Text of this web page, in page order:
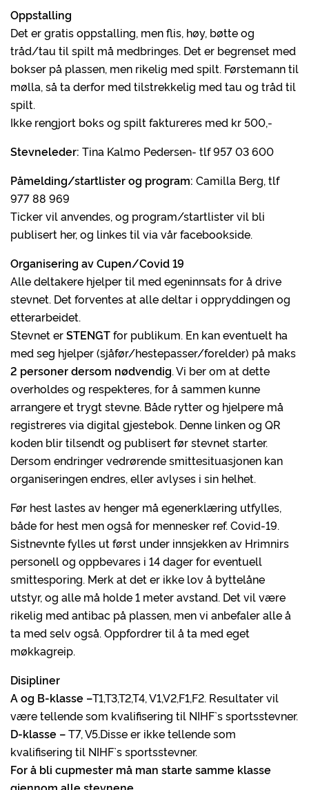
Oppstalling
Det er gratis oppstalling, men flis, høy, bøtte og
tråd/tau til spilt må medbringes. Det er begrenset med
bokser på plassen, men rikelig med spilt. Førstemann til
mølla, så ta derfor med tilstrekkelig med tau og tråd til
spilt.
Ikke rengjort boks og spilt faktureres med kr 500,-
Stevneleder: Tina Kalmo Pedersen- tlf 957 03 600
Påmelding/startlister og program: Camilla Berg, tlf
977 88 969
Ticker vil anvendes, og program/startlister vil bli
publisert her, og linkes til via vår facebookside.
Organisering av Cupen/Covid 19
Alle deltakere hjelper til med egeninnsats for å drive
stevnet. Det forventes at alle deltar i oppryddingen og
etterarbeidet.
Stevnet erSTENGTfor publikum. En kan eventuelt ha
med seg hjelper (sjåfør/hestepasser/forelder) på maks
2 personer dersom nødvendig. Vi ber om at dette
overholdes og respekteres, for å sammen kunne
arrangere et trygt stevne. Både rytter og hjelpere må
registreres via digital gjestebok. Denne linken og QR
koden blir tilsendt og publisert før stevnet starter.
Dersom endringer vedrørende smittesituasjonen kan
organiseringen endres, eller avlyses i sin helhet.
Før hest lastes av henger må egenerklæring utfylles,
både for hest men også for mennesker ref. Covid-19.
Sistnevnte fylles ut først under innsjekken av Hrimnirs
personell og oppbevares i 14 dager for eventuell
smittesporing. Merk at det er ikke lov å byttelåne
utstyr, og alle må holde 1 meter avstand. Det vil være
rikelig med antibac på plassen, men vi anbefaler alle å
ta med selv også. Oppfordrer til å ta med eget
møkkagreip.
Disipliner
A og B-klasse –T1,T3,T2,T4, V1,V2,F1,F2. Resultater vil
være tellende som kvalifisering til NIHF`s sportsstevner.
D-klasse –T7, V5.Disse er ikke tellende som
kvalifisering til NIHF`s sportsstevner.
For å bli cupmester må man starte samme klasse